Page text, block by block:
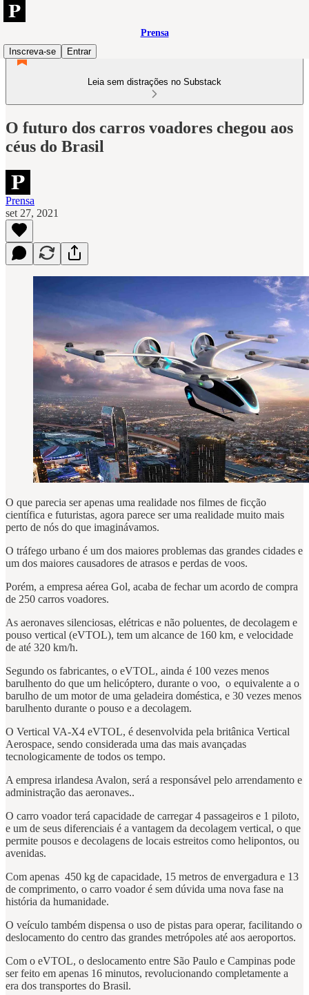
Prensa
Inscreva-se
Entrar
Leia sem distrações no Substack
O futuro dos carros voadores chegou aos
céus do Brasil
Prensa
set 27, 2021
O que parecia ser apenas uma realidade nos filmes de ficção
científica e futuristas, agora parece ser uma realidade muito mais
perto de nós do que imaginávamos.
O tráfego urbano é um dos maiores problemas das grandes cidades e
um dos maiores causadores de atrasos e perdas de voos.
Porém, a empresa aérea Gol, acaba de fechar um acordo de compra
de 250 carros voadores.
As aeronaves silenciosas, elétricas e não poluentes, de decolagem e
pouso vertical (eVTOL), tem um alcance de 160 km, e velocidade
de até 320 km/h.
Segundo os fabricantes, o eVTOL, ainda é 100 vezes menos
barulhento do que um helicóptero, durante o voo, o equivalente a o
barulho de um motor de uma geladeira doméstica, e 30 vezes menos
barulhento durante o pouso e a decolagem.
O Vertical VA-X4 eVTOL, é desenvolvida pela britânica Vertical
Aerospace, sendo considerada uma das mais avançadas
tecnologicamente de todos os tempo.
A empresa irlandesa Avalon, será a responsável pelo arrendamento e
administração das aeronaves..
O carro voador terá capacidade de carregar 4 passageiros e 1 piloto,
e um de seus diferenciais é a vantagem da decolagem vertical, o que
permite pousos e decolagens de locais estreitos como helipontos, ou
avenidas.
Com apenas 450 kg de capacidade, 15 metros de envergadura e 13
de comprimento, o carro voador é sem dúvida uma nova fase na
história da humanidade.
O veículo também dispensa o uso de pistas para operar, facilitando o
deslocamento do centro das grandes metrópoles até aos aeroportos.
Com o eVTOL, o deslocamento entre São Paulo e Campinas pode
ser feito em apenas 16 minutos, revolucionando completamente a
era dos transportes do Brasil.